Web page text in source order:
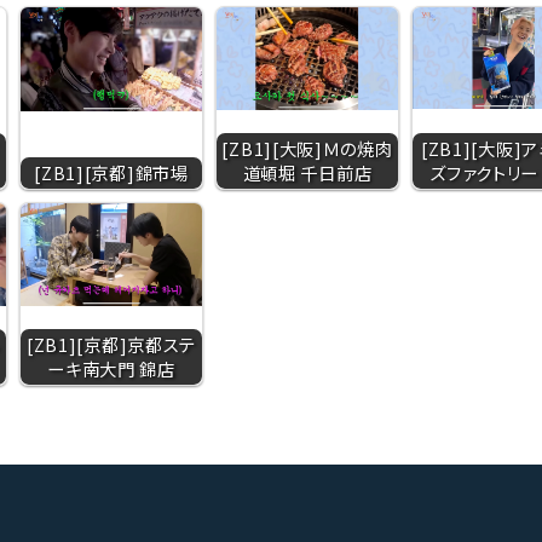
[ZB1][京都]錦市場
[ZB1][大阪]Ｍの焼肉
道頓堀 千日前店
[ZB1][大阪]ア
ズファクトリ
[ZB1][京都]京都ステ
ーキ南大門 錦店